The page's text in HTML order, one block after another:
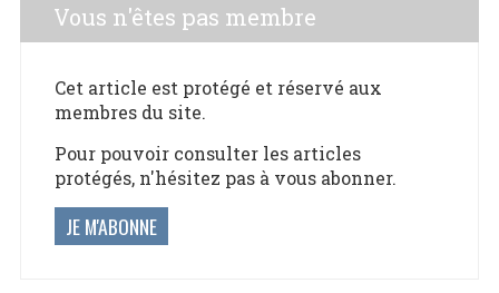
Vous n'êtes pas membre
Cet article est protégé et réservé aux
membres du site.
Pour pouvoir consulter les articles
protégés, n'hésitez pas à vous abonner.
JE M'ABONNE